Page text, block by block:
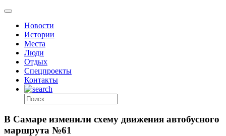
Новости
Истории
Места
Люди
Отдых
Спецпроекты
Контакты
В Самаре изменили схему движения автобусного
маршрута №61